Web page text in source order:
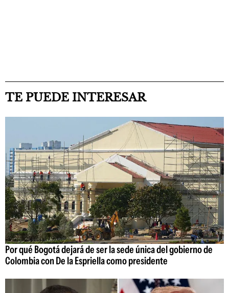
TE PUEDE INTERESAR
Por qué Bogotá dejará de ser la sede única del gobierno de
Colombia con De la Espriella como presidente